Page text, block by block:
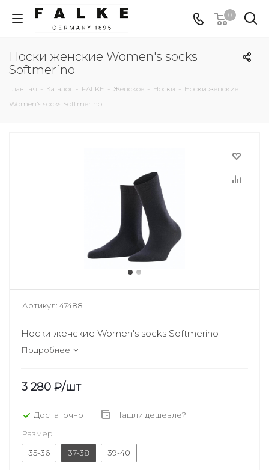
0
Носки женские Women's socks
Softmerino
Главная - Каталог - FALKE - Женское - Носки - Носки женские
Women's socks Softmerino
Артикул: 47488
Носки женские Women's socks Softmerino
Подробнее
3 280 ₽/шт
Достаточно
Нашли дешевле?
Размер
35-36
37-38 39-40